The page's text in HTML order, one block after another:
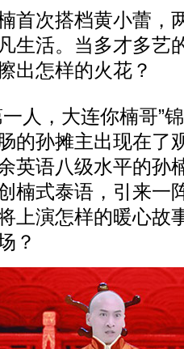
次搭档黄小蕾，
生活。当多才多艺
出怎样的火花？
，大连你楠哥”
的孙摊主出现在了
英语八级水平的孙
楠式泰语，引来一
上演怎样的暖心故
？